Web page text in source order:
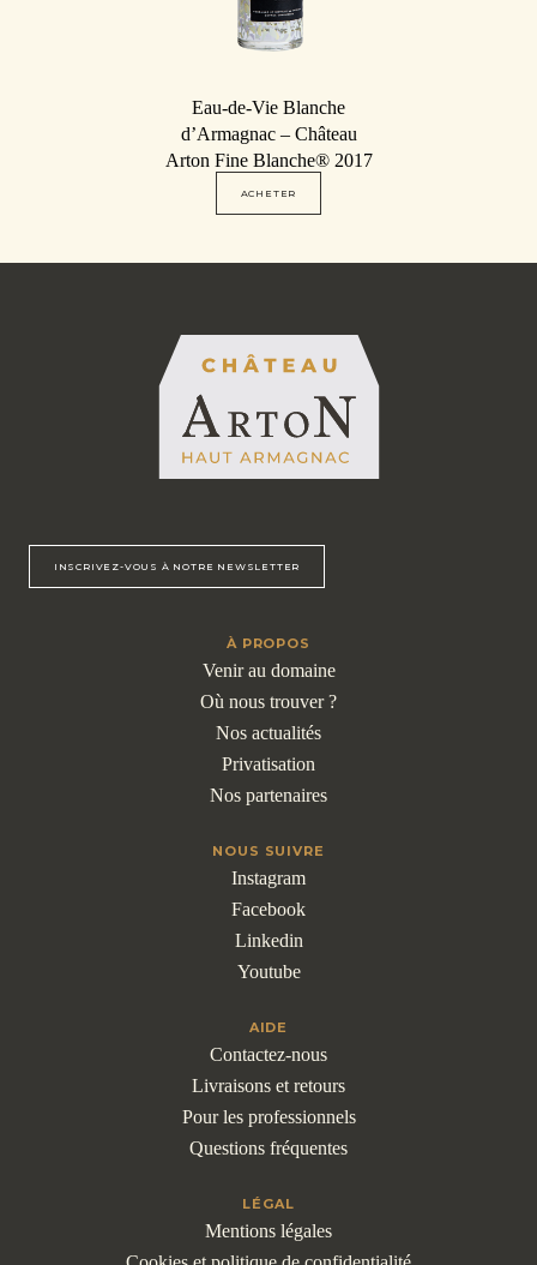
Eau-de-Vie Blanche
d’Armagnac – Château
Arton Fine Blanche® 2017
ACHETER
INSCRIVEZ-VOUS À NOTRE NEWSLETTER
À PROPOS
Venir au domaine
Où nous trouver ?
Nos actualités
Privatisation
Nos partenaires
NOUS SUIVRE
Instagram
Facebook
Linkedin
Youtube
AIDE
Contactez-nous
Livraisons et retours
Pour les professionnels
Questions fréquentes
LÉGAL
Mentions légales